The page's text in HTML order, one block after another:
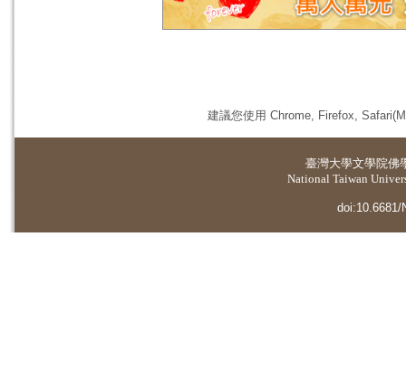
建議您使用 Chrome, Firefox,
臺灣大學文學院佛
National Taiwan
doi:10.6681/